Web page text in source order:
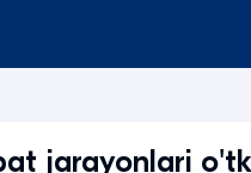
jarayonlari